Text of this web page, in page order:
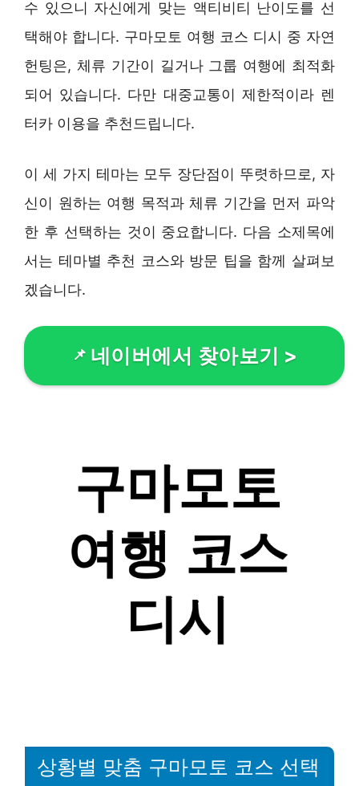
수 있으니 자신에게 맞는 액티비티 난이도를 선
택해야 합니다. 구마모토 여행 코스 디시 중 자연
헌팅은, 체류 기간이 길거나 그룹 여행에 최적화
되어 있습니다. 다만 대중교통이 제한적이라 렌
터카 이용을 추천드립니다.
이 세 가지 테마는 모두 장단점이 뚜렷하므로, 자
신이 원하는 여행 목적과 체류 기간을 먼저 파악
한 후 선택하는 것이 중요합니다. 다음 소제목에
서는 테마별 추천 코스와 방문 팁을 함께 살펴보
겠습니다.
네이버에서 찾아보기 >
상황별 맞춤 구마모토 코스 선택